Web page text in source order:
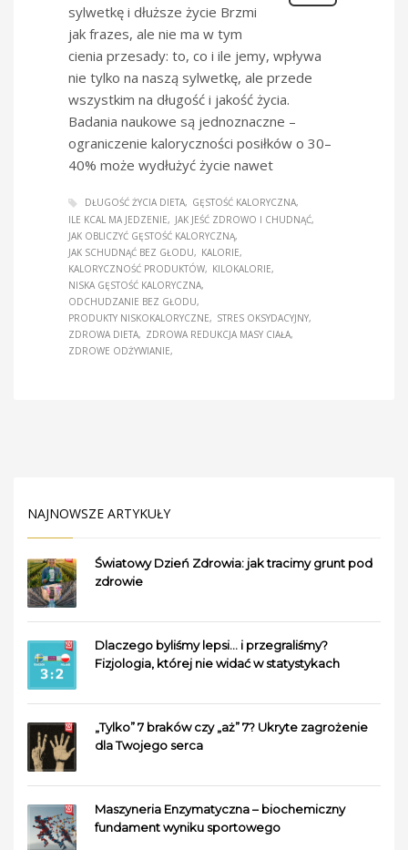
sylwetkę i dłuższe życie Brzmi
jak frazes, ale nie ma w tym
cienia przesady: to, co i ile jemy, wpływa
nie tylko na naszą sylwetkę, ale przede
wszystkim na długość i jakość życia.
Badania naukowe są jednoznaczne –
ograniczenie kaloryczności posiłków o 30–
40% może wydłużyć życie nawet
DŁUGOŚĆ ŻYCIA DIETA
GĘSTOŚĆ KALORYCZNA
ILE KCAL MA JEDZENIE
JAK JEŚĆ ZDROWO I CHUDNĄĆ
JAK OBLICZYĆ GĘSTOŚĆ KALORYCZNĄ
JAK SCHUDNĄĆ BEZ GŁODU
KALORIE
KALORYCZNOŚĆ PRODUKTÓW
KILOKALORIE
NISKA GĘSTOŚĆ KALORYCZNA
ODCHUDZANIE BEZ GŁODU
PRODUKTY NISKOKALORYCZNE
STRES OKSYDACYJNY
ZDROWA DIETA
ZDROWA REDUKCJA MASY CIAŁA
ZDROWE ODŻYWIANIE
NAJNOWSZE ARTYKUŁY
Światowy Dzień Zdrowia: jak tracimy grunt pod
zdrowie
Dlaczego byliśmy lepsi… i przegraliśmy?
Fizjologia, której nie widać w statystykach
„Tylko” 7 braków czy „aż” 7? Ukryte zagrożenie
dla Twojego serca
Maszyneria Enzymatyczna – biochemiczny
fundament wyniku sportowego